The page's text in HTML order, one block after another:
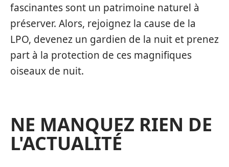
fascinantes sont un patrimoine naturel à
préserver. Alors, rejoignez la cause de la
LPO, devenez un gardien de la nuit et prenez
part à la protection de ces magnifiques
oiseaux de nuit.
NE MANQUEZ RIEN DE
L'ACTUALITÉ